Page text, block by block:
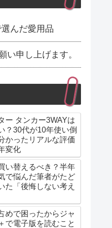
んだ愛用品
い申し上げます。
ー タンカー3WAYは
？30代が10年使い倒
かったリアルな評価
変化
い替えるべき？半年
で悩んだ筆者がたど
た「後悔しない考え
めで困ったからジャ
で電子版を読むこと